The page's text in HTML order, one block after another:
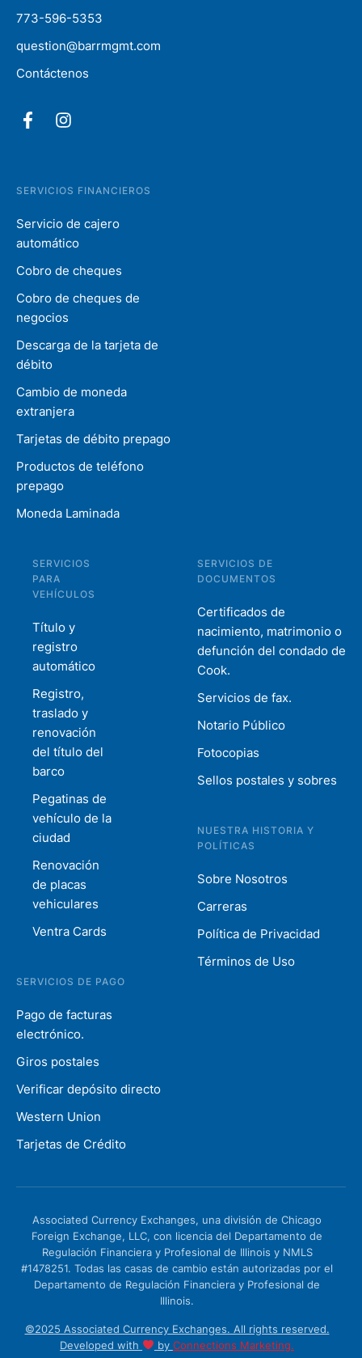
773-596-5353
question@barrmgmt.com
Contáctenos
SERVICIOS FINANCIEROS
Servicio de cajero
automático
Cobro de cheques
Cobro de cheques de
negocios
Descarga de la tarjeta de
débito
Cambio de moneda
extranjera
Tarjetas de débito prepago
Productos de teléfono
prepago
Moneda Laminada
SERVICIOS
PARA
VEHÍCULOS
Título y
registro
automático
Registro,
traslado y
renovación
del título del
barco
Pegatinas de
vehículo de la
ciudad
Renovación
de placas
vehiculares
Ventra Cards
SERVICIOS DE PAGO
Pago de facturas
electrónico.
Giros postales
Verificar depósito directo
Western Union
Tarjetas de Crédito
SERVICIOS DE
DOCUMENTOS
Certificados de
nacimiento, matrimonio o
defunción del condado de
Cook.
Servicios de fax.
Notario Público
Fotocopias
Sellos postales y sobres
NUESTRA HISTORIA Y
POLÍTICAS
Sobre Nosotros
Carreras
Política de Privacidad
Términos de Uso
Associated Currency Exchanges, una división de Chicago
Foreign Exchange, LLC, con licencia del Departamento de
Regulación Financiera y Profesional de Illinois y NMLS
#1478251. Todas las casas de cambio están autorizadas por el
Departamento de Regulación Financiera y Profesional de
Illinois.
©2025 Associated Currency Exchanges. All rights reserved.
Developed with
by Connections Marketing.